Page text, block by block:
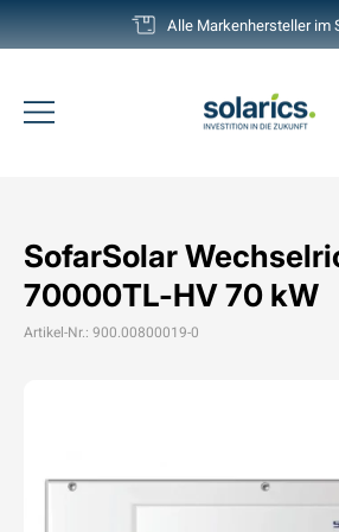
Direkt
zum
Pause
Deutschlands grösste
Seitennavigation
SofarSolar
70000TL-HV 70 kW
Artikel-Nr.: 900.00800019-0